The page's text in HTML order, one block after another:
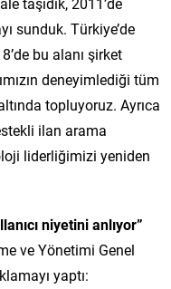
sunduk. Türkiye’de
bu alanı şirket
deneyimlediği tüm
topluyoruz. Ayrıca
ilan arama
liderliğimizi yeniden
niyetini anlıyor”
ve Yönetimi Genel
yaptı: